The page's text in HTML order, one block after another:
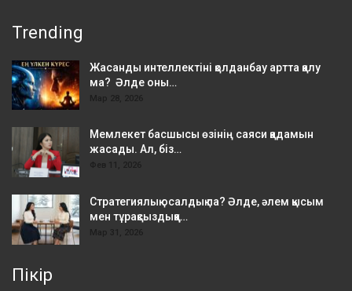
Trending
Жасанды интеллектіні қолданбау артта қалу
ма? Әлде оны…
Мар 28, 2026
Мемлекет басшысы өзінің саяси қадамын
жасады. Ал, біз…
Фев 11, 2026
Стратегиялық осалдық па? Әлде, әлем қысым
мен тұрақсыздыққа…
Мар 31, 2026
Пікір